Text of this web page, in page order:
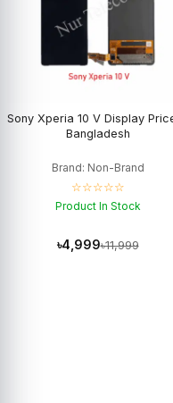
Sony Xperia 10 V Display
Bangladesh
Brand: Non-Brand
☆☆☆☆☆
Product In Stock
৳4,999৳11,999